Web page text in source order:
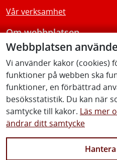
Webbplatsen
Vi använder kakor (cookies)
funktioner på webben ska
funktioner, en förbättrad
besöksstatistik. Du kan när
samtycke till kakor. Läs mer
ändrar ditt samtycke
Vår verksamhet
Om webbplatsen
Tillgänglighetsredogörelse
Följ oss
Facebook Youtube